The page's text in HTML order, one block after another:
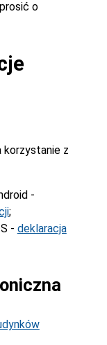
o
korzystanie z
-
;
- deklaracja